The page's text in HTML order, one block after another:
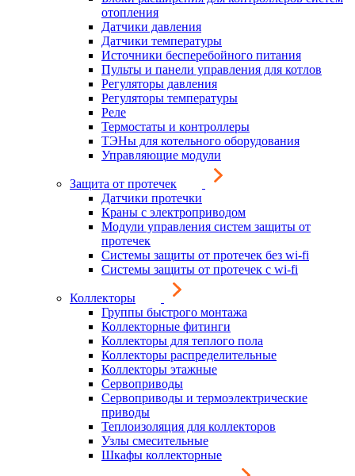
отопления
Датчики давления
Датчики температуры
Источники бесперебойного питания
Пульты и панели управления для котлов
Регуляторы давления
Регуляторы температуры
Реле
Термостаты и контроллеры
ТЭНы для котельного оборудования
Управляющие модули
Защита от протечек
Датчики протечки
Краны с электроприводом
Модули управления систем защиты от
протечек
Системы защиты от протечек без wi-fi
Системы защиты от протечек с wi-fi
Коллекторы
Группы быстрого монтажа
Коллекторные фитинги
Коллекторы для теплого пола
Коллекторы распределительные
Коллекторы этажные
Сервоприводы
Сервоприводы и термоэлектрические
приводы
Теплоизоляция для коллекторов
Узлы смесительные
Шкафы коллекторные